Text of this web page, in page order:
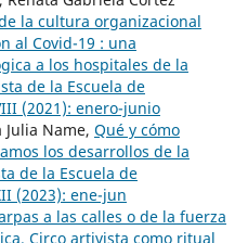
la cultura organizacional
al Covid-19 : una
a los hospitales de la
de la Escuela de
(2021): enero-junio
Name, Qué y cómo
los desarrollos de la
de la Escuela de
(2023): ene-jun
a las calles o de la fuerza
Circo artivista como ritual